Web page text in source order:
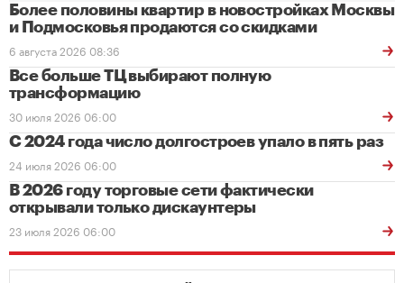
Более половины квартир в новостройках Москвы
и Подмосковья продаются со скидками
6 августа 2026 08:36
Все больше ТЦ выбирают полную
трансформацию
30 июля 2026 06:00
С 2024 года число долгостроев упало в пять раз
24 июля 2026 06:00
В 2026 году торговые сети фактически
открывали только дискаунтеры
23 июля 2026 06:00